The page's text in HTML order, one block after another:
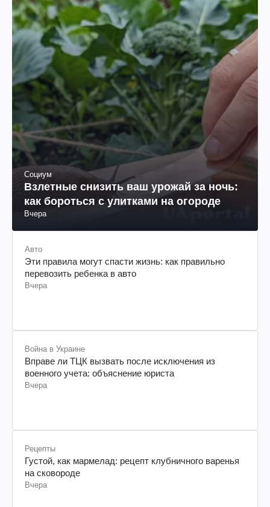
Социум
Взлетные снизить ваш урожай за ночь:
как бороться с улитками на огороде
Авто
Эти правила могут спасти жизнь: как правильно
перевозить ребенка в авто
Война в Украине
Вправе ли ТЦК вызвать после исключения из
военного учета: объяснение юриста
Рецепты
Густой, как мармелад: рецепт клубничного варенья
на сковороде